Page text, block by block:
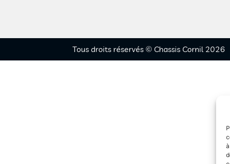
Tous droits réservés © Chassis Cornil 2026